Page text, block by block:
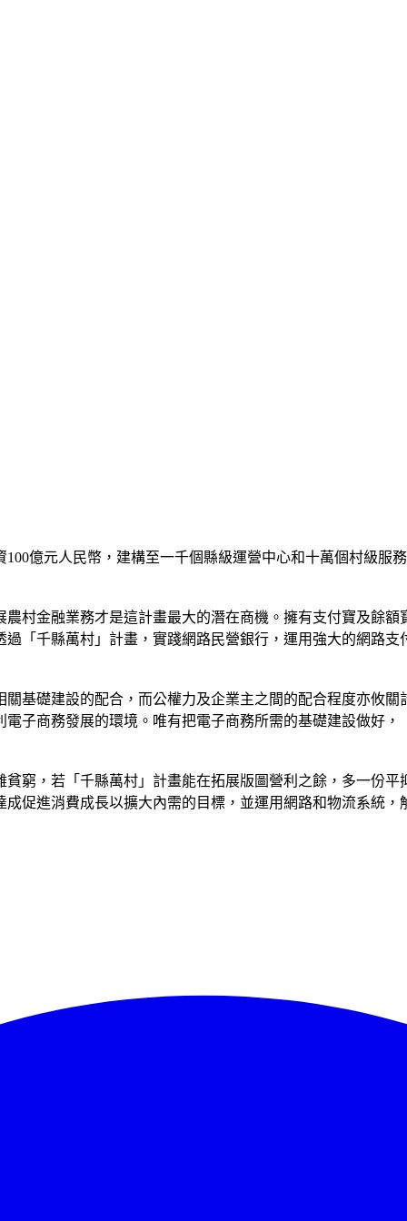
億元人民幣，建構至一千個縣級運營中心和十萬個村級服
村金融業務才是這計畫最大的潛在商機。擁有支付寶及餘
「千縣萬村」計畫，實踐網路民營銀行，運用強大的網路
基礎建設的配合，而公權力及企業主之間的配合程度亦攸
子商務發展的環境。唯有把電子商務所需的基礎建設做好
窮，若「千縣萬村」計畫能在拓展版圖營利之餘，多一份
促進消費成長以擴大內需的目標，並運用網路和物流系統